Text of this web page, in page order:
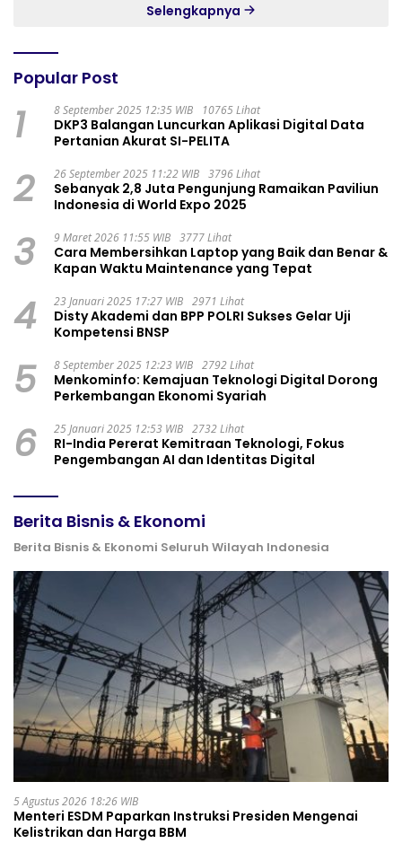
Selengkapnya
Popular Post
1 8 September 2025 12:35 WIB 10765 Lihat
DKP3 Balangan Luncurkan Aplikasi Digital Data
Pertanian Akurat SI-PELITA
2 26 September 2025 11:22 WIB 3796 Lihat
Sebanyak 2,8 Juta Pengunjung Ramaikan Paviliun
Indonesia di World Expo 2025
3 9 Maret 2026 11:55 WIB 3777 Lihat
Cara Membersihkan Laptop yang Baik dan Benar &
Kapan Waktu Maintenance yang Tepat
4 23 Januari 2025 17:27 WIB 2971 Lihat
Disty Akademi dan BPP POLRI Sukses Gelar Uji
Kompetensi BNSP
5 8 September 2025 12:23 WIB 2792 Lihat
Menkominfo: Kemajuan Teknologi Digital Dorong
Perkembangan Ekonomi Syariah
6 25 Januari 2025 12:53 WIB 2732 Lihat
RI-India Pererat Kemitraan Teknologi, Fokus
Pengembangan AI dan Identitas Digital
Berita Bisnis & Ekonomi
Berita Bisnis & Ekonomi Seluruh Wilayah Indonesia
5 Agustus 2026 18:26 WIB
Menteri ESDM Paparkan Instruksi Presiden Mengenai
Kelistrikan dan Harga BBM